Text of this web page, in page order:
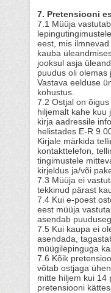
7. Pretensiooni
7.1 Müüja
eest, mis
kauba
jooksul asja
puudus oli olemas
Vastava eelduse
kohustus.
7.2 Ostjal on
hiljemalt kahe kuu
kirja aadressile
helistades E-R
Kirjale märkida
kontakttelefon,
tingimustele
kirjeldus ja/või
7.3 Müüja ei
tekkinud pärast
7.4 Kui e-poest
eest müüja
asendab
7.5 Kui kaupa ei
asendada,
müügilepinguga
7.6 Kõik
võtab ostjaga
mitte hiljem kui 14
pretensiooni